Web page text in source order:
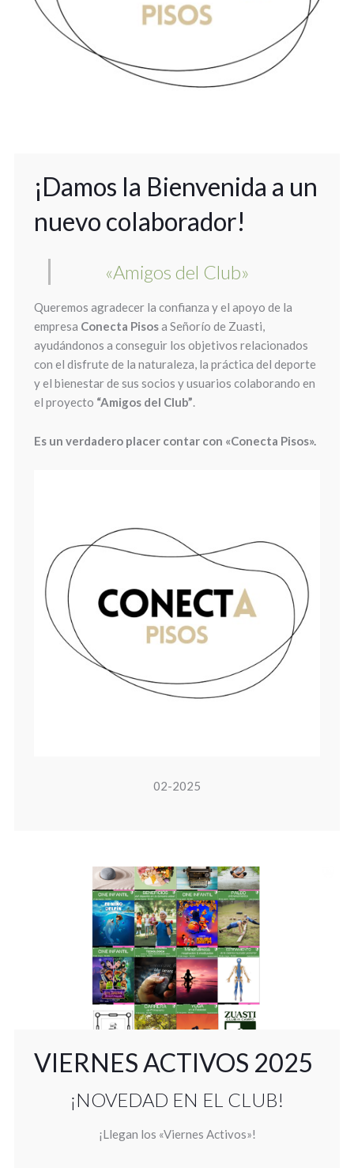
¡Damos la Bienvenida a un
nuevo colaborador!
«Amigos del Club»
Queremos agradecer la confianza y el apoyo de la
empresa Conecta Pisosa Señorío de Zuasti,
ayudándonos a conseguir los objetivos relacionados
con el disfrute de la naturaleza, la práctica del deporte
y el bienestar de sus socios y usuarios colaborando en
el proyecto “Amigos del Club”.
Es un verdadero placer contar con «Conecta Pisos».
02-2025
VIERNES ACTIVOS 2025
¡NOVEDAD EN EL CLUB!
¡Llegan los «Viernes Activos»!